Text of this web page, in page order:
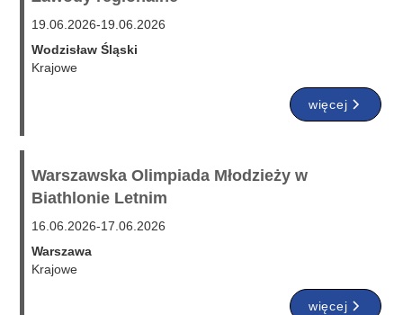
19.06.2026-19.06.2026
Wodzisław Śląski
Krajowe
więcej
Warszawska Olimpiada Młodzieży w
Biathlonie Letnim
16.06.2026-17.06.2026
Warszawa
Krajowe
więcej